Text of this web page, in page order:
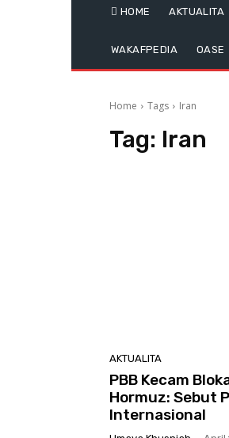
HOME AKTUALITA
WAKAFPEDIA OASE
Home Tags Iran
Tag: Iran
AKTUALITA
PBB Kecam
Hormuz: Sebut
Internasional